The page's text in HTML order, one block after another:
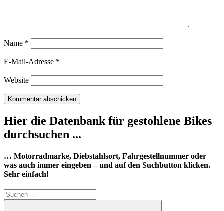
Name *
E-Mail-Adresse *
Website
Hier die Datenbank für gestohlene Bikes
durchsuchen ...
… Motorradmarke, Diebstahlsort, Fahrgestellnummer oder
was auch immer eingeben – und auf den Suchbutton klicken.
Sehr einfach!
Suchen
nach: